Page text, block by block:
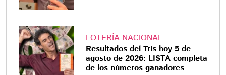
LOTERÍA NACIONAL
Resultados del Tris hoy 5 de
agosto de 2026: LISTA completa
de los números ganadores